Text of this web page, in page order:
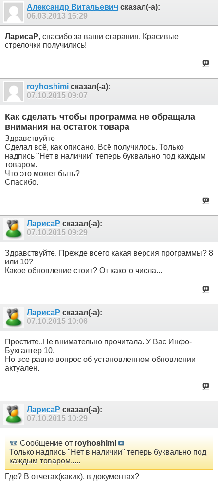
Александр Витальевич сказал(-а):
06.03.2013 16:29
ЛарисаР, спасибо за ваши старания. Красивые
стрелочки получились!
royhoshimi сказал(-а):
07.10.2015 09:07
Как сделать чтобы программа не обращала
внимания на остаток товара
Здравствуйте
Сделал всё, как описано. Всё получилось. Только
надпись "Нет в наличии" теперь буквально под каждым
товаром.
Что это может быть?
Спасибо.
ЛарисаР сказал(-а):
07.10.2015 09:29
Здравствуйте. Прежде всего какая версия программы? 8
или 10?
Какое обновление стоит? От какого числа...
ЛарисаР сказал(-а):
07.10.2015 10:06
Простите..Не внимательно прочитала. У Вас Инфо-
Бухгалтер 10.
Но все равно вопрос об установленном обновлении
актуален.
ЛарисаР сказал(-а):
07.10.2015 10:29
Сообщение от royhoshimi
Только надпись "Нет в наличии" теперь буквально под
каждым товаром.....
Где? В отчетах(каких), в документах?